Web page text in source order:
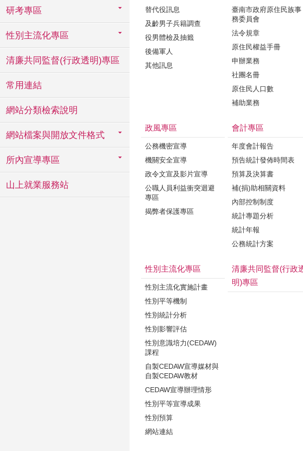
研考專區
性別主流化專區
清廉共同監督(行政透明)專區
常用連結
網站分類檢索說明
網站檔案與開放文件格式
所內宣導專區
山上就業服務站
替代役訊息
及齡男子兵籍調查
役男體檢及抽籤
後備軍人
其他訊息
臺南市政府原住民族事
務委員會
法令規章
原住民權益手冊
申辦業務
社團名冊
原住民人口數
補助業務
政風專區
公務機密宣導
機關安全宣導
政令文宣及影片宣導
公職人員利益衝突迴避
專區
揭弊者保護專區
會計專區
年度會計報告
預告統計發佈時間表
預算及決算書
補(捐)助相關資料
內部控制制度
統計專題分析
統計年報
公務統計方案
性別主流化專區
性別主流化實施計畫
性別平等機制
性別統計分析
性別影響評估
性別意識培力(CEDAW)
課程
自製CEDAW宣導媒材與
自製CEDAW教材
CEDAW宣導辦理情形
性別平等宣導成果
性別預算
網站連結
清廉共同監督(行政
明)專區